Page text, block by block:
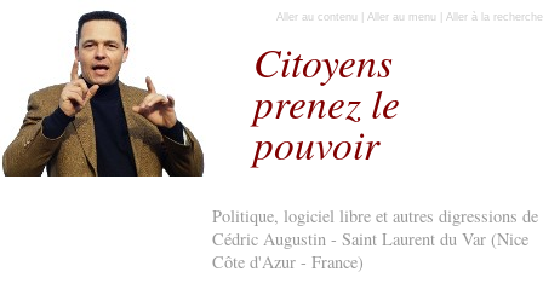
Citoyens
prenez le
pouvoir
Politique, logiciel libre et autres digressions de
Cédric Augustin - Saint Laurent du Var (Nice
Côte d'Azur - France)
Aller au contenu Aller au menu Aller à la recherche